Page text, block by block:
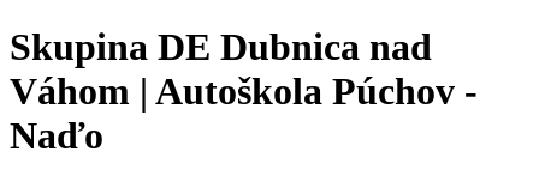
Skupina DE Dubnica nad
Váhom | Autoškola Púchov -
Naďo